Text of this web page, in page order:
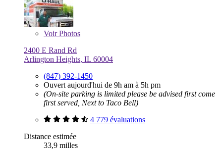
VoirPhotos
2400 E Rand Rd
Arlington Heights, IL 60004
(847) 392-1450
Ouvert aujourd'hui de 9h am à 5h pm
(On-site parking is limited please be advised first come
first served, Next to Taco Bell)
4 779 évaluations
Distance estimée
33,9 milles